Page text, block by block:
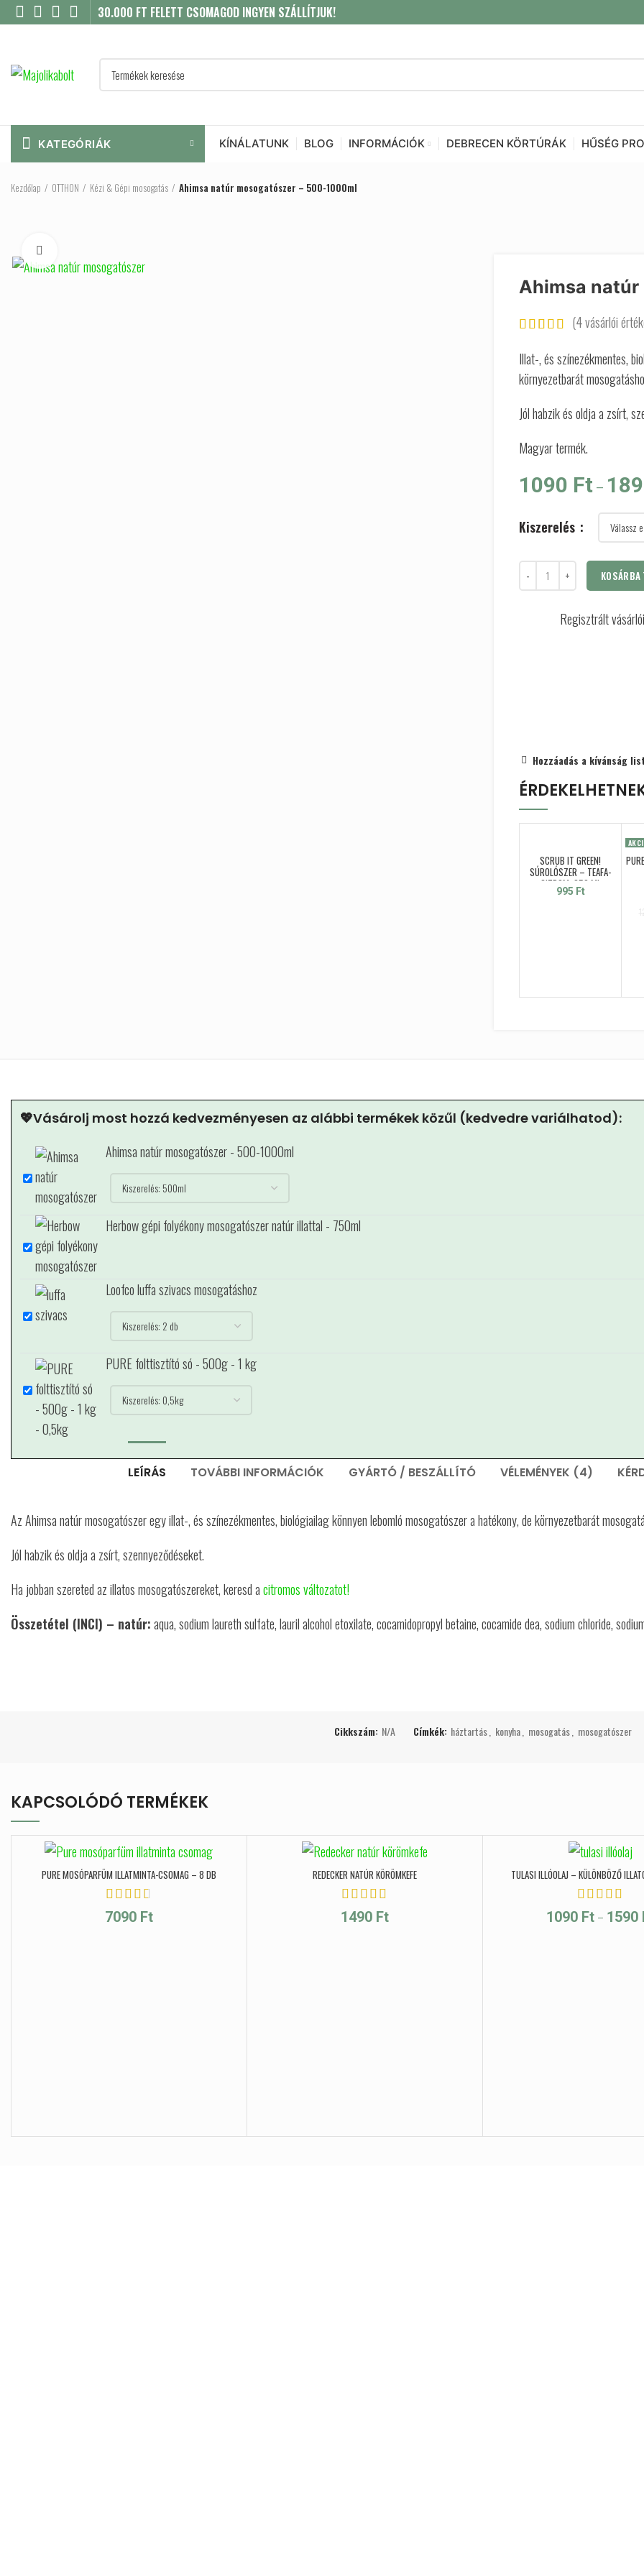
30.000 FT FELETT CSOMAGOD INGYEN SZÁLLÍTJUK!
KATEGÓRIÁK KÍNÁLATUNK BLOG INFORMÁCIÓK DEBRECEN KÖRTÚRÁK HŰSÉG
Kezdőlap OTTHON Kézi & Gépi mosogatás Ahimsa natúr mosogatószer – 500-1000ml
Ahimsa
(4vásárlói
Illat-, és színezékmentes,
környezetbarát
Jól habzik és oldja a zsírt,
Magyar termék.
1090 Ft–
Kiszerelés
KOSÁRBA
Regisztrált
Hozzáadás a kívánság
SCRUB IT GREEN!
SÚROLÓSZER – TEAFA-
CITROM, 250 ML
995 Ft
💖Vásárolj most hozzá kedvezményesen az alábbi termékek közűl (kedvedre variálhatod):
Ahimsa natúr mosogatószer - 500-1000ml
Herbow gépi folyékony mosogatószer natúr illattal - 750ml
Loofco luffa szivacs mosogatáshoz
PURE folttisztító só - 500g - 1 kg
LEÍRÁS TOVÁBBI INFORMÁCIÓK GYÁRTÓ / BESZÁLLÍTÓ VÉLEMÉNYEK (4)
Az Ahimsa natúr mosogatószer egy illat-, és színezékmentes, biológiailag könnyen lebomló mosogatószer a hatékony, de környezetbarát
Jól habzik és oldja a zsírt, szennyeződéseket.
Ha jobban szereted az illatos mosogatószereket, keresd acitromos változatot!
Összetétel (INCI) – natúr:aqua, sodium laureth sulfate, lauril alcohol etoxilate, cocamidopropyl betaine, cocamide dea, sodium chloride,
Cikkszám: N/A Címkék: háztartás konyha mosogatás mosogatószer
KAPCSOLÓDÓ TERMÉKEK
PURE MOSÓPARFÜM ILLATMINTA-CSOMAG – 8 DB
7090 Ft
REDECKER NATÚR KÖRÖMKEFE
1490 Ft
TULASI ILLÓOLAJ – KÜLÖNBÖZŐ
1090 Ft – 1590